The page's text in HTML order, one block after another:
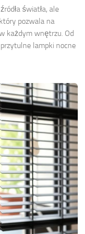
światła, ale
pozwala na
każdym wnętrzu. Od
lampki nocne